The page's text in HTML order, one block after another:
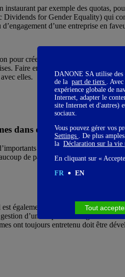
instaurant par exemple des quotas,
for Gender Equality) qui
d’une entreprise en
pour créer des opportunités en
Faire en sorte de mieux impliquer
elles.
dans des secteurs clé
financements aux
de pays émergents. Sur le plan
également nécessaire de
d’une exploitation agricole.
ont toujours entretenu doit être
DANONE SA utilise des
de la part de tiers .
expérience globale de
Internet, adapter le
site Internet et d'autres)
sociaux.
Vous pouvez gérer vos
Settings . De plus
la Déclaration sur la vie
En cliquant sur «
FR
EN
Tout